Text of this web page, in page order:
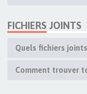
FICHIERS JOINTS
Quels fichiers
Comment trouver